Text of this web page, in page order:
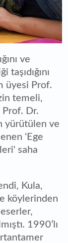
ve
üyesi Prof.
temeli,
Prof. Dr.
yürütülen ve
'Ege
saha
Kula,
köylerinden
1990’lı